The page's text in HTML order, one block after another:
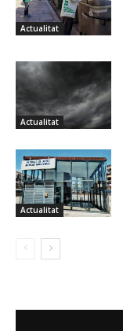
Actualitat
Actualitat
Actualitat